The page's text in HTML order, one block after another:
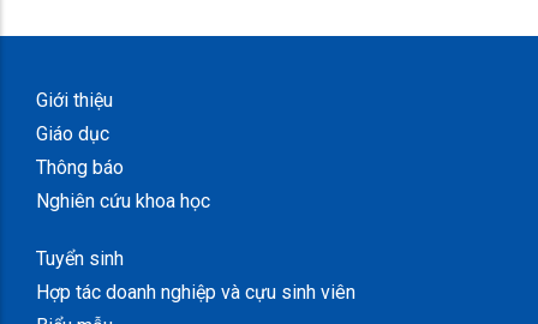
Giới thiệu
Giáo dục
Thông báo
Nghiên cứu khoa học
Tuyển sinh
Hợp tác doanh nghiệp và cựu sinh viên